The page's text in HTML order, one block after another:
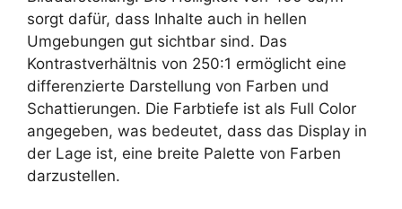
sorgt dafür, dass Inhalte auch in hellen
Umgebungen gut sichtbar sind. Das
Kontrastverhältnis von 250:1 ermöglicht eine
differenzierte Darstellung von Farben und
Schattierungen. Die Farbtiefe ist als Full Color
angegeben, was bedeutet, dass das Display in
der Lage ist, eine breite Palette von Farben
darzustellen.